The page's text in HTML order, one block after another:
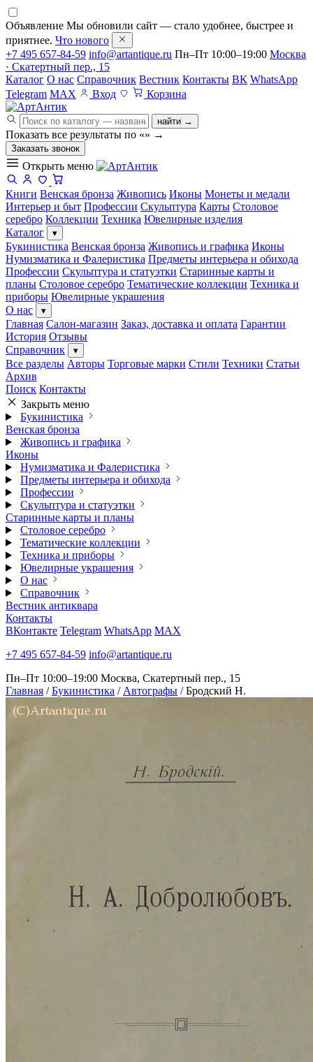
Объявление Мы обновили сайт — стало удобнее, быстрее и
приятнее. Что нового
+7 495 657-84-59 info@artantique.ru Пн–Пт 10:00–19:00 Москва
· Скатертный пер., 15
Каталог О нас Справочник Вестник Контакты ВК WhatsApp
Telegram MAX Вход Корзина
найти →
Показать все результаты по «» →
Заказать звонок
Открыть меню
Книги Венская бронза Живопись Иконы Монеты и медали
Интерьер и быт Профессии Скульптура Карты Столовое
серебро Коллекции Техника Ювелирные изделия
Каталог
▾
Букинистика Венская бронза Живопись и графика Иконы
Нумизматика и Фалеристика Предметы интерьера и обихода
Профессии Скульптура и статуэтки Старинные карты и
планы Столовое серебро Тематические коллекции Техника и
приборы Ювелирные украшения
О нас
▾
Главная Салон-магазин Заказ, доставка и оплата Гарантии
История Отзывы
Справочник
▾
Все разделы Авторы Торговые марки Стили Техники Статьи
Архив
Поиск Контакты
Закрыть меню
Букинистика
Венская бронза
Живопись и графика
Иконы
Нумизматика и Фалеристика
Предметы интерьера и обихода
Профессии
Скульптура и статуэтки
Старинные карты и планы
Столовое серебро
Тематические коллекции
Техника и приборы
Ювелирные украшения
О нас
Справочник
Вестник антиквара
Контакты
ВКонтакте Telegram WhatsApp MAX
+7 495 657-84-59 info@artantique.ru
Пн–Пт 10:00–19:00 Москва, Скатертный пер., 15
Главная / Букинистика / Автографы / Бродский Н.